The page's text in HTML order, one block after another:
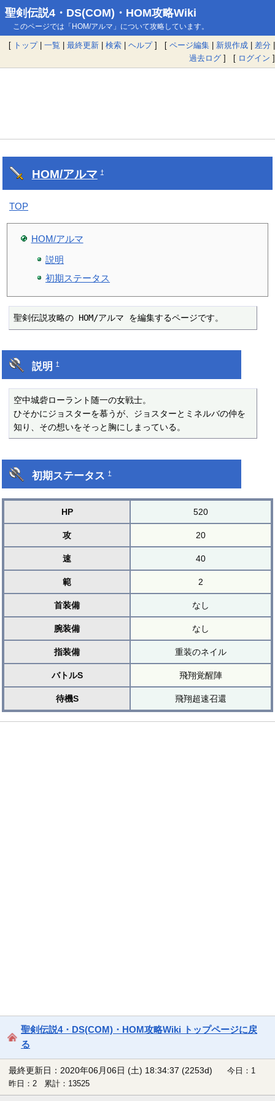
聖剣伝説4・DS(COM)・HOM攻略Wiki
このページでは「HOM/アルマ」について攻略しています。
[ トップ| 一覧 | 最終更新 | 検索 | ヘルプ] [ ページ編集 | 新規作成 | 差分 |
過去ログ ] [ ログイン ]
HOM/アルマ †
TOP
HOM/アルマ
説明
初期ステータス
聖剣伝説攻略の HOM/アルマ を編集するページです。
説明†
空中城砦ローラント随一の女戦士。
ひそかにジョスターを慕うが、ジョスターとミネルバの仲を
知り、その想いをそっと胸にしまっている。
初期ステータス†
HP 520
攻 20
速 40
範 2
首装備 なし
腕装備 なし
指装備 重装のネイル
バトルS 飛翔覚醒陣
待機S 飛翔超速召還
聖剣伝説4・DS(COM)・HOM攻略Wiki トップページに戻
る
最終更新日：2020年06月06日 (土) 18:34:37 (2253d)
今日：1
昨日：2 累計：13525